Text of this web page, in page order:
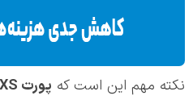
نکته مهم این است که پورت